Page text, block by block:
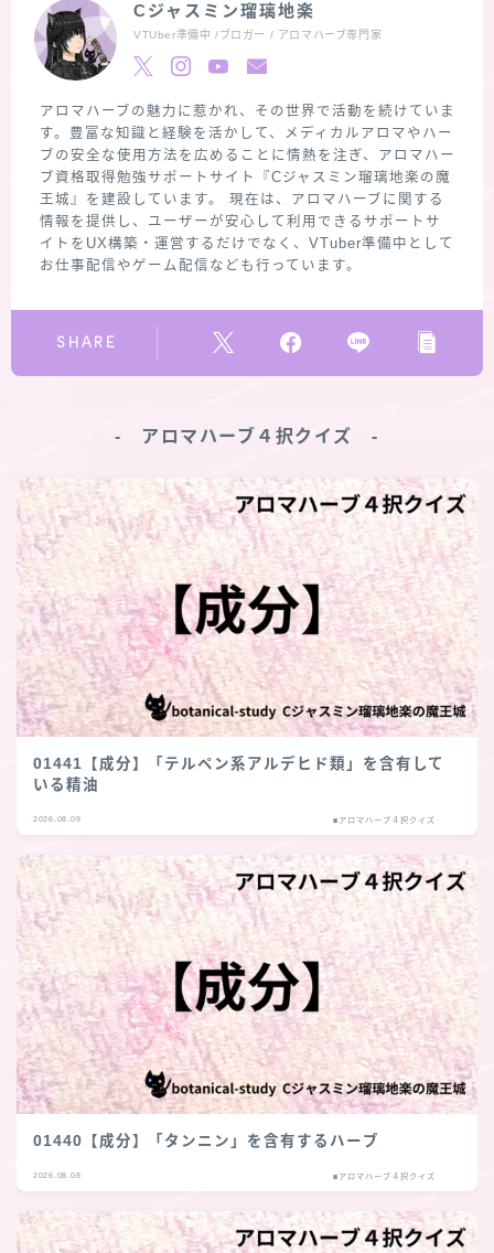
Cジャスミン瑠璃地楽
VTUber準備中 /ブロガー / アロマハーブ専門家
アロマハーブの魅力に惹かれ、その世界で活動を続けていま
す。豊富な知識と経験を活かして、メディカルアロマやハー
ブの安全な使用方法を広めることに情熱を注ぎ、アロマハー
ブ資格取得勉強サポートサイト『Cジャスミン瑠璃地楽の魔
王城』を建設しています。 現在は、アロマハーブに関する
情報を提供し、ユーザーが安心して利用できるサポートサ
イトをUX構築・運営するだけでなく、VTuber準備中として
お仕事配信やゲーム配信なども行っています。
SHARE
‐ アロマハーブ４択クイズ ‐
01441【成分】「テルペン系アルデヒド類」を含有して
いる精油
2026.08.09 ■アロマハーブ４択クイズ
01440【成分】「タンニン」を含有するハーブ
2026.08.08 ■アロマハーブ４択クイズ